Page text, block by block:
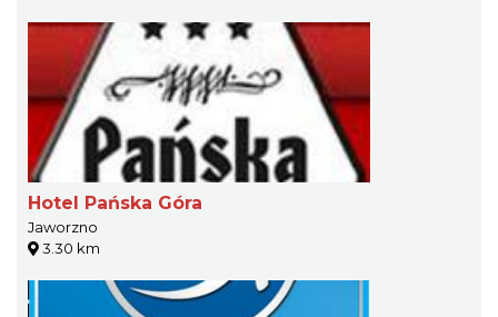
Hotel Pańska Góra
Jaworzno
3.30 km